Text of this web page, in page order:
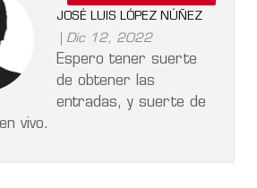
JOSÉ LUIS LÓPEZ NÚÑEZ
Dic 12, 2022
Espero tener suerte
de obtener las
entradas, y suerte de
vivo.